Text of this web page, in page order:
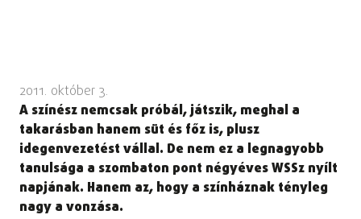
2011. október 3.
A színész nemcsak próbál, játszik, meghal a
takarásban hanem süt és főz is, plusz
idegenvezetést vállal. De nem ez a legnagyobb
tanulsága a szombaton pont négyéves WSSz nyílt
napjának. Hanem az, hogy a színháznak tényleg
nagy a vonzása.